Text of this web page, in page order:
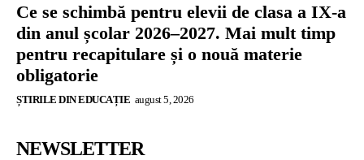
Ce se schimbă pentru elevii de clasa a IX-a
din anul școlar 2026–2027. Mai mult timp
pentru recapitulare și o nouă materie
obligatorie
ȘTIRILE DIN EDUCAȚIE august 5, 2026
NEWSLETTER